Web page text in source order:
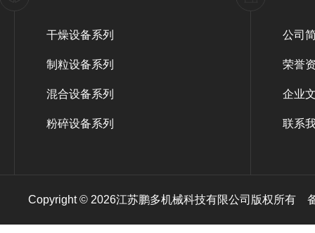
干燥设备系列
制粒设备系列
混合设备系列
粉碎设备系列
公司
荣誉
企业
联系
Copyright © 2026江苏鹏多机械科技有限公司版权所有